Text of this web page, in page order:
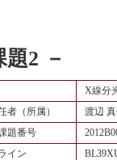
題2 －
X線分
者（所属）
渡辺
題番号
イン